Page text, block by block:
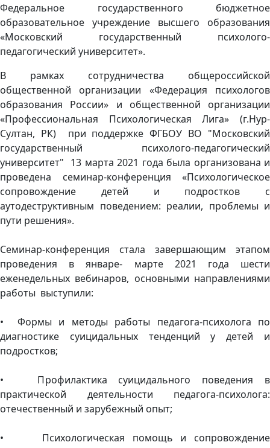
Федеральное государственного бюджетное
образовательное учреждение высшего образования
«Московский государственный психолого-
педагогический университет».
В рамках сотрудничества общероссийской
общественной организации «Федерация психологов
образования России» и общественной организации
«Профессиональная Психологическая Лига» (г.Нур-
Султан, РК) при поддержке ФГБОУ ВО "Московский
государственный психолого-педагогический
университет" 13 марта 2021 года была организована и
проведена семинар-конференция «Психологическое
сопровождение детей и подростков с
аутодеструктивным поведением: реалии, проблемы и
пути решения».
Семинар-конференция стала завершающим этапом
проведения в январе- марте 2021 года шести
еженедельных вебинаров, основными направлениями
работы выступили:
• Формы и методы работы педагога-психолога по
диагностике суицидальных тенденций у детей и
подростков;
• Профилактика суицидального поведения в
практической деятельности педагога-психолога:
отечественный и зарубежный опыт;
• Психологическая помощь и сопровождение